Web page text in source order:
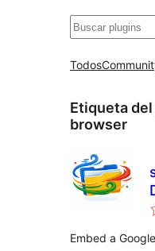
Buscar
Todos
Etiqueta
browser
Embed a